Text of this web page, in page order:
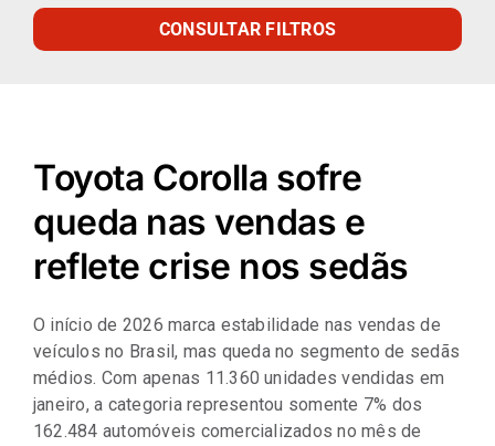
Empresa
Catálogo
Representantes
CONSULTAR FILTROS
Toyota Corolla sofre
queda nas vendas e
reflete crise nos sedãs
O início de 2026 marca estabilidade nas vendas de
veículos no Brasil, mas queda no segmento de sedãs
médios. Com apenas 11.360 unidades vendidas em
janeiro, a categoria representou somente 7% dos
162.484 automóveis comercializados no mês de